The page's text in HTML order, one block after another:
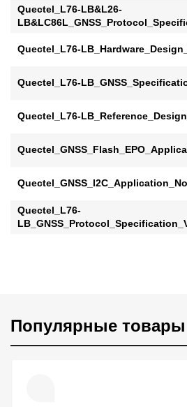
Quectel_L76-LB&L26-
Quectel_L76-
Quectel_L76-
Quectel_L76-
Quectel_L76-
Популярные товары